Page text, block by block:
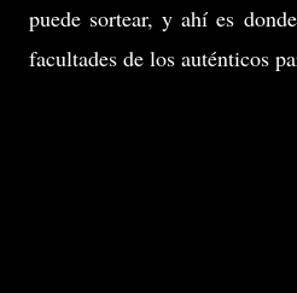
puede sortear, y ahí es
facultades de los auténticos